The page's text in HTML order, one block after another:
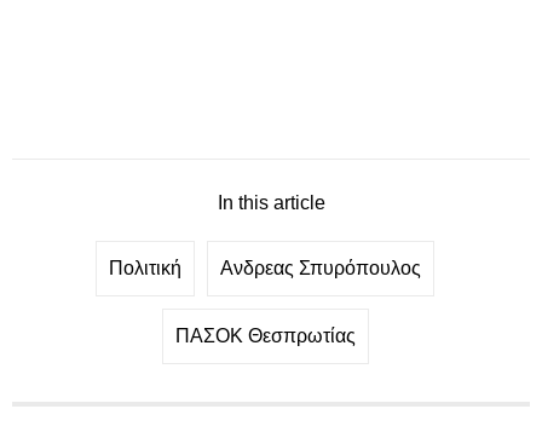
In this article
Πολιτική Ανδρεας Σπυρόπουλος
ΠΑΣΟΚ Θεσπρωτίας